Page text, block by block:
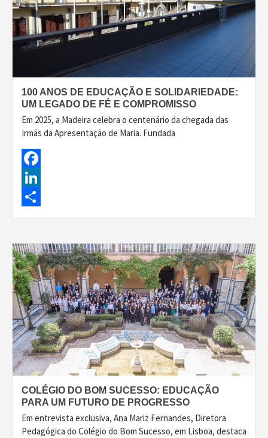
100 ANOS DE EDUCAÇÃO E SOLIDARIEDADE:
UM LEGADO DE FÉ E COMPROMISSO
Em 2025, a Madeira celebra o centenário da chegada das
Irmãs da Apresentação de Maria. Fundada
Facebook
LinkedIn
Share
COLÉGIO DO BOM SUCESSO: EDUCAÇÃO
PARA UM FUTURO DE PROGRESSO
Em entrevista exclusiva, Ana Mariz Fernandes, Diretora
Pedagógica do Colégio do Bom Sucesso, em Lisboa, destaca